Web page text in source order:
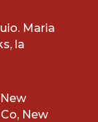
Maria
la
New